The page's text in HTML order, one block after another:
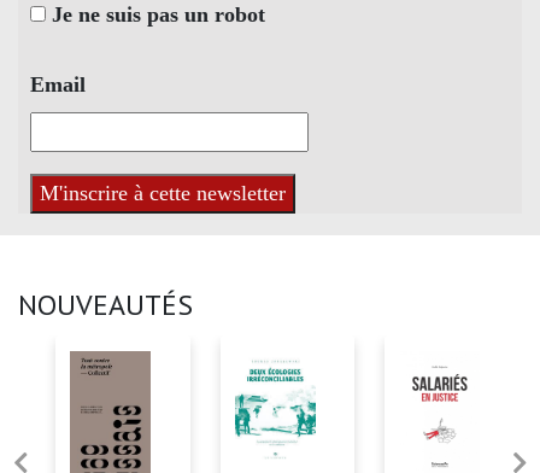
Je ne suis pas un robot
Email
NOUVEAUTÉS